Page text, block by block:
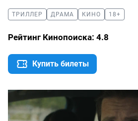
ТРИЛЛЕР ДРАМА КИНО 18+
Рейтинг Кинопоиска: 4.8
Купить билеты